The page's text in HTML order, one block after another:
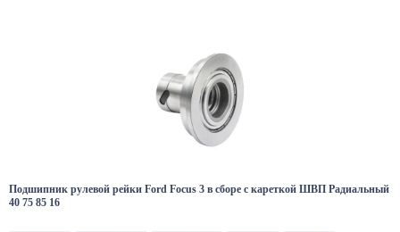
Подшипник рулевой рейки Ford Focus 3 в сборе с кареткой ШВП Радиальный
40 75 85 16